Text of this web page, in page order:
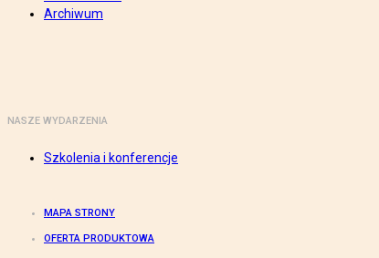
Archiwum
NASZE WYDARZENIA
Szkolenia i konferencje
MAPA STRONY
OFERTA PRODUKTOWA